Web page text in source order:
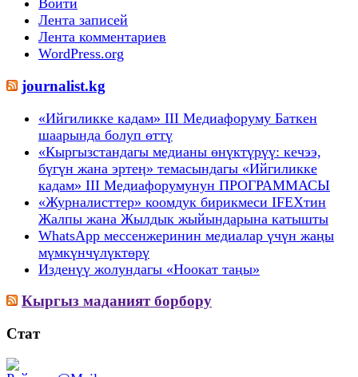
Войти
Лента записей
Лента комментариев
WordPress.org
journalist.kg
«Ийгиликке кадам» III Медиафоруму Баткен
шаарында болуп өттү
«Кыргызстандагы медианы өнүктүрүү: кечээ,
бүгүн жана эртеӊ» темасындагы «Ийгиликке
кадам» III Медиафорумунун ПРОГРАММАСЫ
«Журналисттер» коомдук бирикмеси IFEXтин
Жалпы жана Жылдык жыйындарына катышты
WhatsApp мессенжеринин медиалар үчүн жаңы
мүмкүнчүлүктөрү
Изденүү жолундагы «Ноокат таңы»
Кыргыз маданият борбору
Стат